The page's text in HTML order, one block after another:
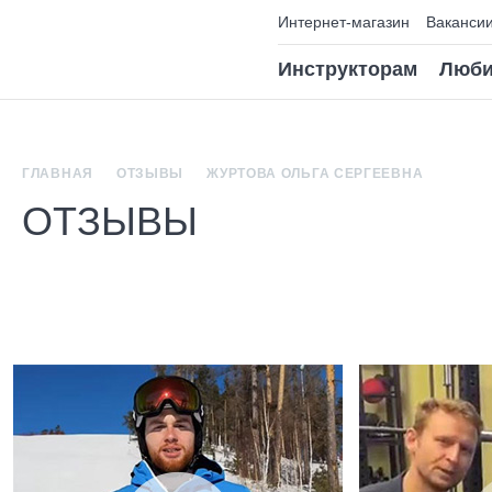
Интернет-магазин
Инструкторам
ГЛАВНАЯ ОТЗЫВЫ ЖУРТОВА ОЛЬГА СЕРГЕЕВНА
ОТЗЫВЫ